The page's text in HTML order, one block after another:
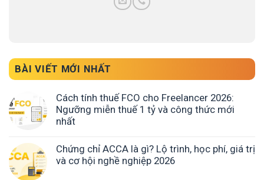
BÀI VIẾT MỚI NHẤT
Cách tính thuế FCO cho Freelancer 2026:
Ngưỡng miễn thuế 1 tỷ và công thức mới
nhất
Chứng chỉ ACCA là gì? Lộ trình, học phí, giá trị
và cơ hội nghề nghiệp 2026